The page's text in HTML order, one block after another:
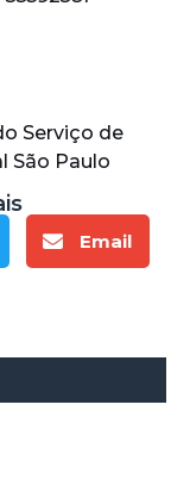
Serviço de
São Paulo
Email